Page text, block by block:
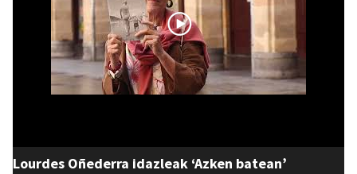
Lourdes Oñederra idazleak ‘Azken batean’